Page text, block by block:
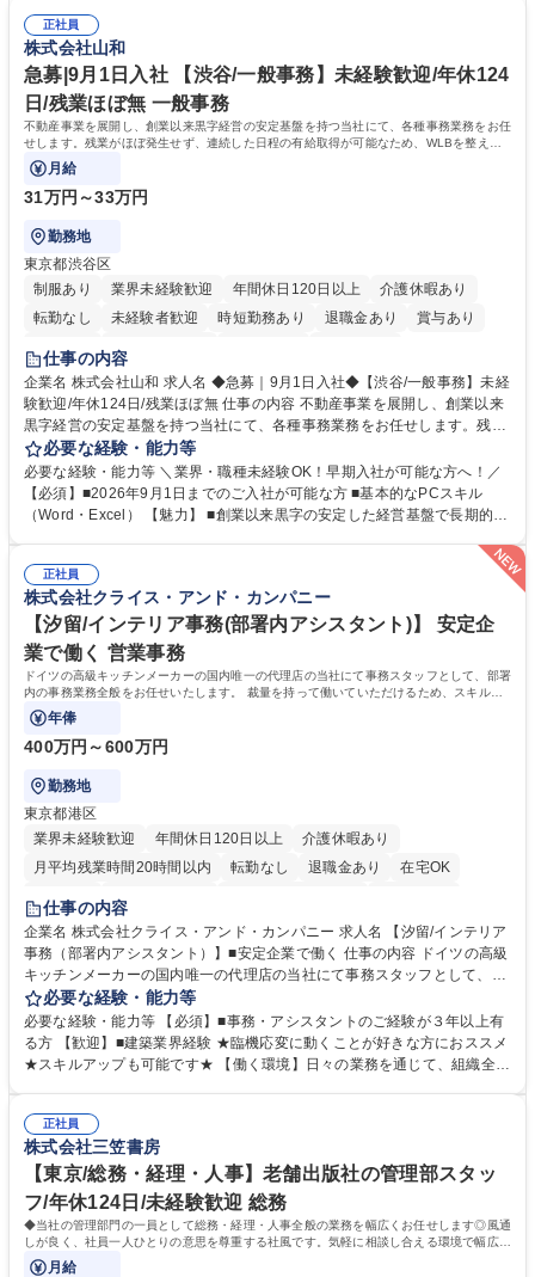
に、インバウンドのトップブランドに成長しております■旅が業務であ
り、日常です。旅好きにはこれ以上ない環境です 募集職種 【企画営業/行
政・企業向け観光推進支援】旅行ガイドブック『地球の歩き方』
であり、「地球の歩き方」としてどう取り組むか、共に形を作るコアメン
バーとして活躍いただきます。 学歴・資格 学歴：大学院 大学 語学力： 資
格：
正社員
株式会社山和
急募|9月1日入社 【渋谷/一般事務】未経験歓迎/年休124
日/残業ほぼ無 一般事務
不動産事業を展開し、創業以来黒字経営の安定基盤を持つ当社にて、各種事務業務をお任
せします。残業がほぼ発生せず、連続した日程の有給取得が可能なため、WLBを整えた
い方にお勧めの環境です！
月給
31万円～33万円
勤務地
東京都渋谷区
制服あり
業界未経験歓迎 年間休日120日以上
介護休暇あり
転勤なし
未経験者歓迎 時短勤務あり 退職金あり
賞与あり
育休あり
完全週休2日制
仕事の内容
企業名 株式会社山和 求人名 ◆急募｜9月1日入社◆【渋谷/一般事務】未経
験歓迎/年休124日/残業ほぼ無 仕事の内容 不動産事業を展開し、創業以来
黒字経営の安定基盤を持つ当社にて、各種事務業務をお任せします。残業
がほぼ発生せず、連続した日程の有給取得が可能なため、WLBを整えたい
方にお勧めの環境です！ 入社後はOJTを通じて丁寧に研修を行いますの
で、事務未経験の方でも安心して臨むことができます。 【業務詳細】■電
話・来客対応 ■物件の鍵や社内の備品管理 ■データ入力や書類作成 ■契約
必要な経験・能力等
必要な経験・能力等 ＼業界・職種未経験OK！早期入社が可能な方へ！／
【必須】■2026年9月1日までのご入社が可能な方 ■基本的なPCスキル
（Word・Excel） 【魅力】 ■創業以来黒字の安定した経営基盤で長期的に
両立が可能 ■有給取得を積極的に推奨、年間10日程度の取得実績 ■1ヶ月
のOJTで業務を習得可能、未経験でもしっかりサポート 学歴・資格 学
歴：大学院 大学 高専 短大 語学力： 資格：
正社員
株式会社クライス・アンド・カンパニー
【汐留/インテリア事務(部署内アシスタント)】 安定企
業で働く 営業事務
ドイツの高級キッチンメーカーの国内唯一の代理店の当社にて事務スタッフとして、部署
内の事務業務全般をお任せいたします。 裁量を持って働いていただけるため、スキルア
ップも可能です。
年俸
400万円～600万円
勤務地
東京都港区
業界未経験歓迎
年間休日120日以上
介護休暇あり
月平均残業時間20時間以内
転勤なし 退職金あり
在宅OK
育休あり
完全週休2日制
駅近5分以内
土日祝休み
仕事の内容
企業名 株式会社クライス・アンド・カンパニー 求人名 【汐留/インテリア
事務（部署内アシスタント）】■安定企業で働く 仕事の内容 ドイツの高級
キッチンメーカーの国内唯一の代理店の当社にて事務スタッフとして、部
署内の事務業務全般をお任せいたします。 裁量を持って働いていただける
ため、スキルアップも可能です。 【部署内の事務業務全般】 ■サンプルの
仕分け・整理 ■電話応対 ■書類作成（会議資料、お客様宛請求書、支払書
類を取りまとめて経理へ提出等） ■ショールームアテンド・運営・予約業
インテリア事務（部署内アシスタント）】■安定企業で働く
必要な経験・能力等
必要な経験・能力等 【必須】■事務・アシスタントのご経験が３年以上有
る方 【歓迎】■建築業界経験 ★臨機応変に動くことが好きな方におススメ
★スキルアップも可能です★ 【働く環境】日々の業務を通じて、組織全体
ームとの協力や新しいアイデアを活かす場もあり、やりがいを感じながら
働けます。 【歓迎】 ■インテリアの業界のご経験が有る方■PCの作業に慣
れている方 学歴・資格 学歴：大学院 大学 高専 短大 専修学校 語学力： 資
格：
正社員
株式会社三笠書房
【東京/総務・経理・人事】老舗出版社の管理部スタッ
フ/年休124日/未経験歓迎 総務
◆当社の管理部門の一員として総務・経理・人事全般の業務を幅広くお任せします◎風通
しが良く、社員一人ひとりの意思を尊重する社風です。気軽に相談し合える環境で幅広い
バックオフィス業務を習得いただきます。
月給